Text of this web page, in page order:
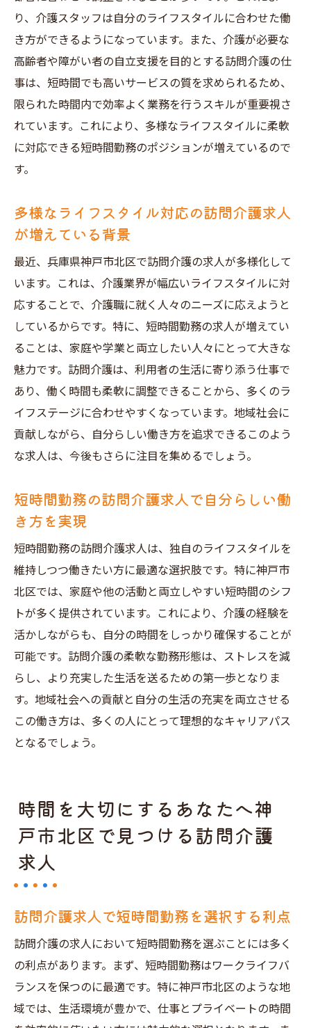
り、介護スタッフは自分のライフスタイルに合わせた働
き方ができるようになっています。また、介護が必要な
高齢者や障がい者の自立支援を目的とする訪問介護の仕
事は、短時間でも高いサービスの質を求められるため、
限られた時間内で効率よく業務を行うスキルが重要視さ
れています。これにより、多様なライフスタイルに柔軟
に対応できる短時間勤務のポジションが増えているので
す。
多様なライフスタイル対応の訪問介護求人
が増えている背景
最近、兵庫県神戸市北区で訪問介護の求人が多様化して
います。これは、介護業界が幅広いライフスタイルに対
応することで、介護職に就く人々のニーズに応えようと
しているからです。特に、短時間勤務の求人が増えてい
ることは、家庭や学業と両立したい人々にとって大きな
魅力です。訪問介護は、利用者の生活に寄り添う仕事で
あり、働く時間も柔軟に調整できることから、多くのラ
イフステージに合わせやすくなっています。地域社会に
貢献しながら、自分らしい働き方を追求できるこのよう
な求人は、今後もさらに注目を集めるでしょう。
短時間勤務の訪問介護求人で自分らしい働
き方を実現
短時間勤務の訪問介護求人は、独自のライフスタイルを
維持しつつ働きたい方に最適な選択肢です。特に神戸市
北区では、家庭や他の活動と両立しやすい短時間のシフ
トが多く提供されています。これにより、介護の経験を
活かしながらも、自分の時間をしっかり確保することが
可能です。訪問介護の柔軟な勤務形態は、ストレスを減
らし、より充実した生活を送るための第一歩となりま
す。地域社会への貢献と自分の生活の充実を両立させる
この働き方は、多くの人にとって理想的なキャリアパス
となるでしょう。
時間を大切にするあなたへ神
戸市北区で見つける訪問介護
求人
訪問介護求人で短時間勤務を選択する利点
訪問介護の求人において短時間勤務を選ぶことには多く
の利点があります。まず、短時間勤務はワークライフバ
ランスを保つのに最適です。特に神戸市北区のような地
域では、生活環境が豊かで、仕事とプライベートの時間